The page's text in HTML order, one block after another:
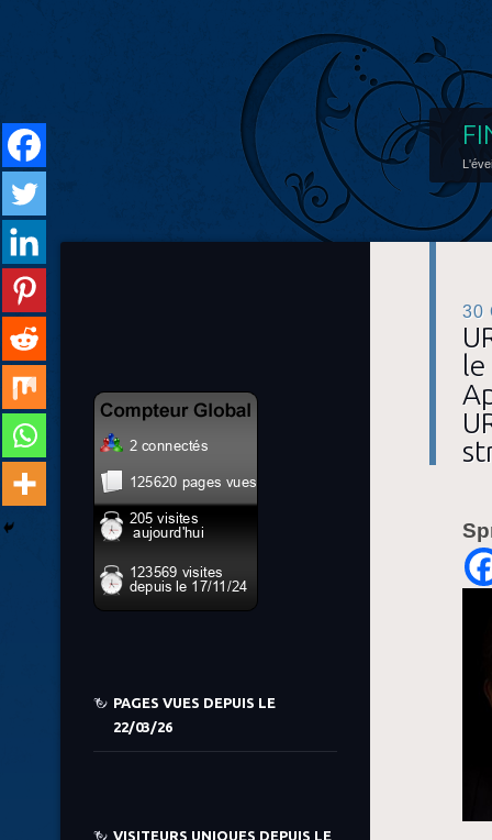
30
le
PAGES VUES DEPUIS LE
22/03/26
VISITEURS UNIQUES DEPUIS LE